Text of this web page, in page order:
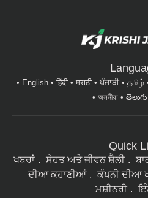
English हिंदी मराठी ਪੰਜਾਬੀ தமிழ்
অসমীয়া
తెలుగు
Quick
ਖਬਰਾਂ ਸੇਹਤ ਅਤੇ ਜੀਵਨ ਸ਼ੈਲੀ
ਦੀਆ ਕਹਾਣੀਆਂ
ਕੰਪਨੀ ਦੀਆ
ਮਸ਼ੀਨਰੀ